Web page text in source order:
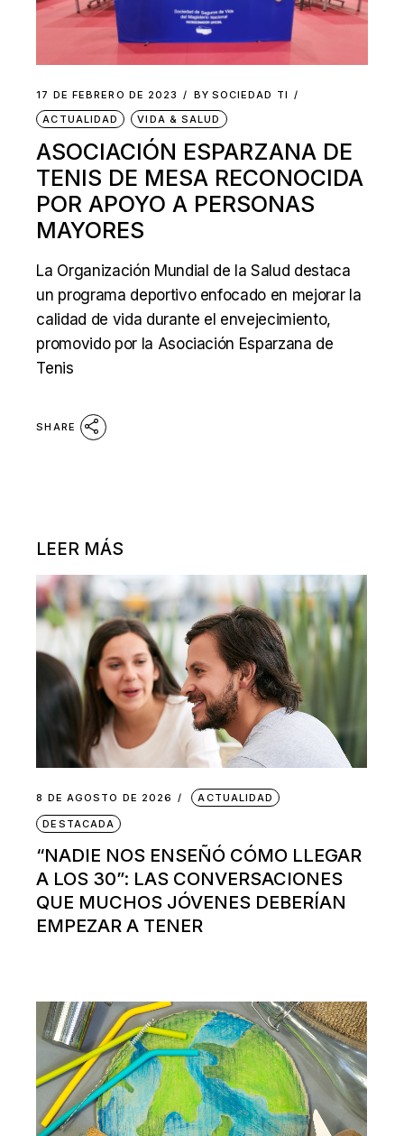
17 DE FEBRERO DE 2023 BY SOCIEDAD TI
ACTUALIDAD
VIDA & SALUD
ASOCIACIÓN ESPARZANA DE
TENIS DE MESA RECONOCIDA
POR APOYO A PERSONAS
MAYORES
La Organización Mundial de la Salud destaca
un programa deportivo enfocado en mejorar la
calidad de vida durante el envejecimiento,
promovido por la Asociación Esparzana de
Tenis
SHARE
LEER MÁS
8 DE AGOSTO DE 2026 ACTUALIDAD
DESTACADA
“NADIE NOS ENSEÑÓ CÓMO LLEGAR
A LOS 30”: LAS CONVERSACIONES
QUE MUCHOS JÓVENES DEBERÍAN
EMPEZAR A TENER